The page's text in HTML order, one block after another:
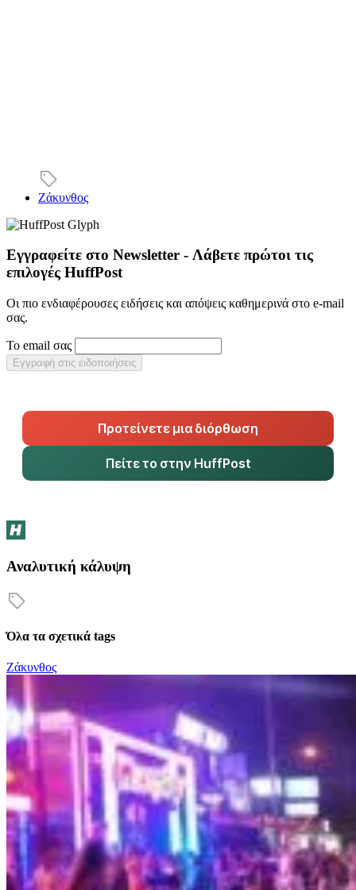
Ζάκυνθος
Εγγραφείτε στο Newsletter - Λάβετε πρώτοι τις
επιλογές HuffPost
Οι πιο ενδιαφέρουσες ειδήσεις και απόψεις καθημερινά στο e-mail
σας.
Το email σας
Εγγραφή στις ειδοποιήσεις
Προτείνετε μια διόρθωση
Πείτε το στην HuffPost
Αναλυτική κάλυψη
Όλα τα σχετικά tags
Ζάκυνθος